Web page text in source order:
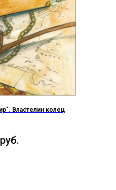
Властелин колец
руб.